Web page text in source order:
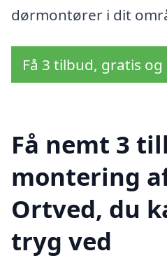
dørmontører i dit
Få 3 tilbud, gratis
Få nemt 3
montering
Ortved, du
tryg ved